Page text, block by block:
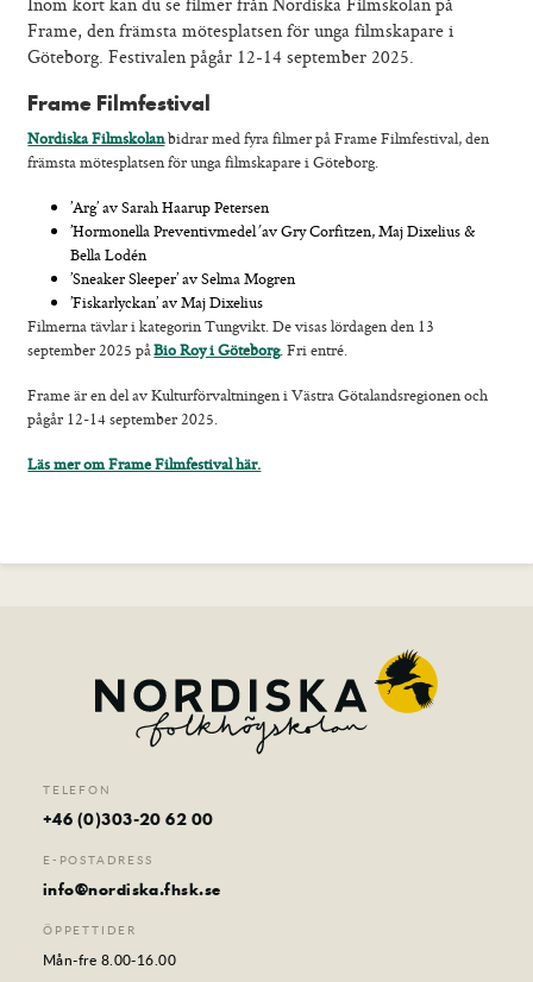
Nordiska deltagare
Kontakt
Frame, den främsta mötesplatsen för unga filmskapare i
Göteborg. Festivalen pågår 12-14 september 2025.
Frame Filmfestival
Nordiska Filmskolanbidrar med fyra filmer på Frame Filmfestival, den
främsta mötesplatsen för unga filmskapare i Göteborg.
’Arg’ av Sarah Haarup Petersen
’Hormonella Preventivmedel’av Gry Corfitzen, Maj Dixelius &
Bella Lodén
’Sneaker Sleeper’ av Selma Mogren
’Fiskarlyckan’ av Maj Dixelius
Filmerna tävlar i kategorin Tungvikt. De visas lördagen den 13
september 2025 påBio Roy i Göteborg. Fri entré.
Frame är en del av Kulturförvaltningen i Västra Götalandsregionen och
pågår 12-14 september 2025.
Läs mer om Frame Filmfestival här.
TELEFON
+46 (0)303-20 62 00
E-POSTADRESS
info@nordiska.fhsk.se
ÖPPETTIDER
Mån-fre 8.00-16.00